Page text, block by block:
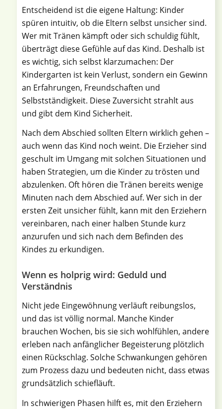
Entscheidend ist die eigene Haltung: Kinder
spüren intuitiv, ob die Eltern selbst unsicher sind.
Wer mit Tränen kämpft oder sich schuldig fühlt,
überträgt diese Gefühle auf das Kind. Deshalb ist
es wichtig, sich selbst klarzumachen: Der
Kindergarten ist kein Verlust, sondern ein Gewinn
an Erfahrungen, Freundschaften und
Selbstständigkeit. Diese Zuversicht strahlt aus
und gibt dem Kind Sicherheit.
Nach dem Abschied sollten Eltern wirklich gehen –
auch wenn das Kind noch weint. Die Erzieher sind
geschult im Umgang mit solchen Situationen und
haben Strategien, um die Kinder zu trösten und
abzulenken. Oft hören die Tränen bereits wenige
Minuten nach dem Abschied auf. Wer sich in der
ersten Zeit unsicher fühlt, kann mit den Erziehern
vereinbaren, nach einer halben Stunde kurz
anzurufen und sich nach dem Befinden des
Kindes zu erkundigen.
Wenn es holprig wird: Geduld und
Verständnis
Nicht jede Eingewöhnung verläuft reibungslos,
und das ist völlig normal. Manche Kinder
brauchen Wochen, bis sie sich wohlfühlen, andere
erleben nach anfänglicher Begeisterung plötzlich
einen Rückschlag. Solche Schwankungen gehören
zum Prozess dazu und bedeuten nicht, dass etwas
grundsätzlich schiefläuft.
In schwierigen Phasen hilft es, mit den Erziehern